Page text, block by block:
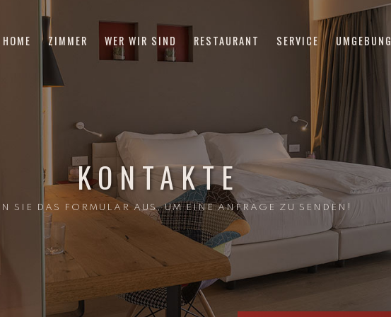
HOME ZIMMER WER WIR SIND RESTAURANT SERVICE UMGEBUNG
KONTAKTE
SIE DAS FORMULAR AUS, UM EINE ANFRAGE ZU SENDEN!